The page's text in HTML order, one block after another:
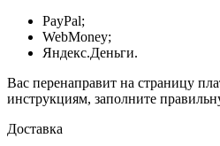
PayPal;
WebMoney;
Яндекс.Деньги.
Вас перенаправит на страницу
инструкциям, заполните
Доставка